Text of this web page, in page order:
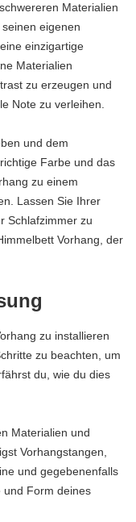
Materialien
eigenen
einzigartige
Materialien
zu erzeugen und
Note zu verleihen.
und dem
Farbe und das
zu einem
Lassen Sie Ihrer
Schlafzimmer zu
Vorhang, der
zu installieren
zu beachten, um
du, wie du dies
Materialien und
Vorhangstangen,
und gegebenenfalls
und Form deines